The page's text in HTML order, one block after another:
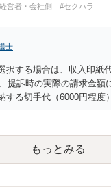
営者・会社側 #セクハラ
士
択する場合は、収入印紙
提訴時の実際の請求金額
する切手代（6000円程度
）の負担が考えられます
弁護士費用が必要となる
もっとみる